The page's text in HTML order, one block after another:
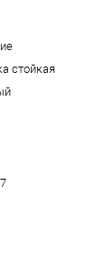
стойкая